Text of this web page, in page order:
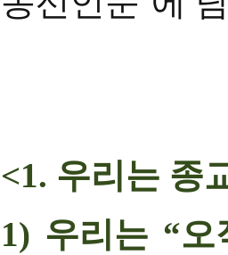
<1. 우리는 종
1) 우리는 “오